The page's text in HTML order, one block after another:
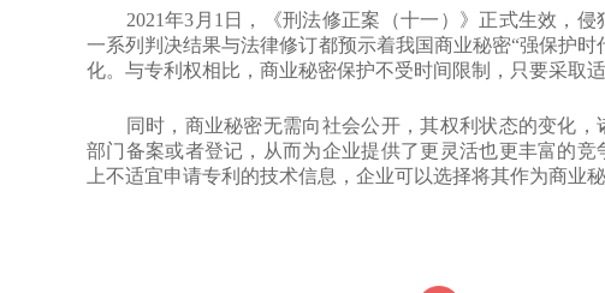
2021年3月1日，《刑法修正案（十一）》正式生效，侵
一系列判决结果与法律修订都预示着我国商业秘密“强保护
化。与专利权相比，商业秘密保护不受时间限制，只要采取
同时，商业秘密无需向社会公开，其权利状态的变化，
部门备案或者登记，从而为企业提供了更灵活也更丰富的
上不适宜申请专利的技术信息，企业可以选择将其作为商业